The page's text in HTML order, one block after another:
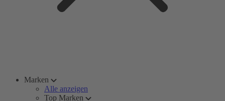
Marken
Alle anzeigen
Top Marken